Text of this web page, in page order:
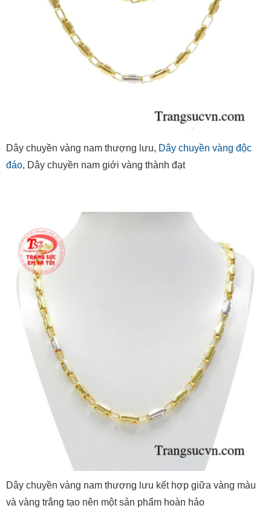
Dây chuyền vàng nam thượng lưu, Dây chuyền vàng độc
đáo, Dây chuyền nam giới vàng thành đạt
Dây chuyền vàng nam thượng lưu kết hợp giữa vàng màu
và vàng trắng tạo nên một sản phẩm hoàn hảo